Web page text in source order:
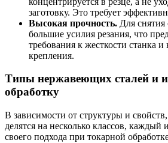
заготовку. Это требует
Высокая прочность. Для снятия
большие усилия резания, что
требования к жесткости станка
крепления.
Типы нержавеющих сталей и
обработку
В зависимости от структуры и
делятся на несколько классов, каждый
своего подхода при токарной